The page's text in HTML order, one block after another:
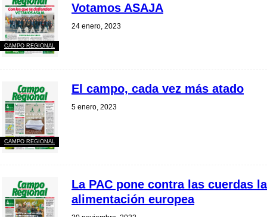
CAMPO REGIONAL
Votamos ASAJA
24 enero, 2023
CAMPO REGIONAL
El campo, cada vez más atado
5 enero, 2023
La PAC pone contra las cuerdas la
alimentación europea